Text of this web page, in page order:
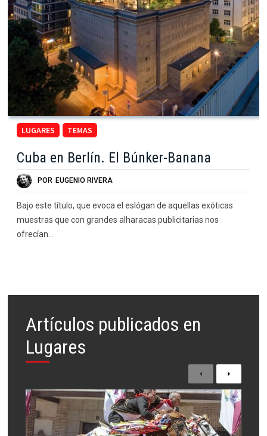
LUGARES TEMAS
Cuba en Berlín. El Búnker-Banana
POR EUGENIO RIVERA
Bajo este título, que evoca el eslógan de aquellas exóticas
muestras que con grandes alharacas publicitarias nos
ofrecían…
Artículos publicados en
Lugares
Anterior